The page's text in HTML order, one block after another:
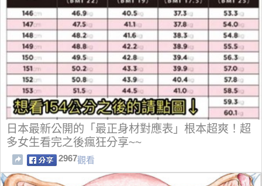
日本最新公開的「最正身材對應表」根本超爽！超
多女生看完之後瘋狂分享~~
2967觀看